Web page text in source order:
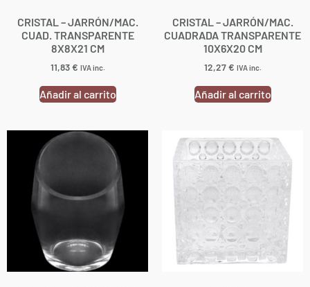
CRISTAL – JARRÓN/MAC.
CUAD. TRANSPARENTE
8X8X21 CM
11,83€ IVA inc.
Añadir al carrito
CRISTAL – JARRÓN/MAC.
CUADRADA TRANSPARENTE
10X6X20 CM
12,27€ IVA inc.
Añadir al carrito